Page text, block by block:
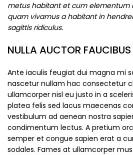
metus habitant et cum elementum
quam vivamus a habitant in
sagittis ridiculus.
NULLA AUCTOR FAUCIBUS
Ante iaculis feugiat dui magna mi
nascetur nullam hac consectetur
ullamcorper nisl eu justo in a
platea felis sed lacus maecenas
vestibulum ad aenean nostra
condimentum lectus. A pretium
semper et congue sapien erat a
sodales. Fames at ullamcorper